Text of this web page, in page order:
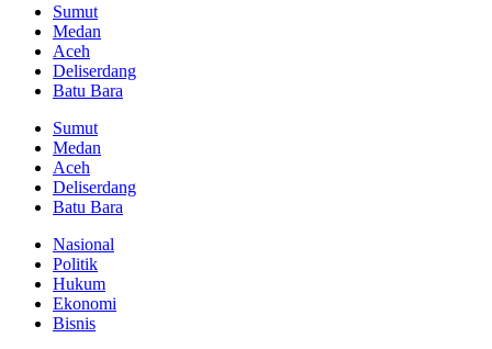
Sumut
Medan
Aceh
Deliserdang
Batu Bara
Sumut
Medan
Aceh
Deliserdang
Batu Bara
Nasional
Politik
Hukum
Ekonomi
Bisnis